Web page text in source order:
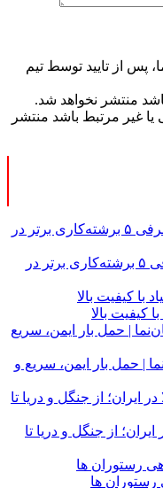
پس از تایید توسط تیم
منتشر نخواهد شد.
یا غیر مرتبط باشد منتشر
قهوه باکیفیت از کجا بخریم؟ معرفی ۵ برشته‌کاری برتر در
| حمل بار ایمن، سریع و
از جنگل و دریا تا
ها